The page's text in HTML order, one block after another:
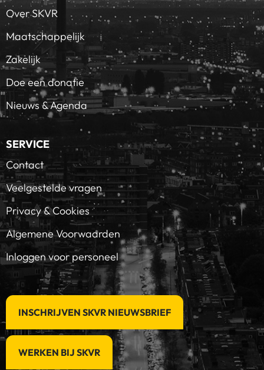
Over SKVR
Maatschappelijk
Zakelijk
Doe een donatie
Nieuws & Agenda
SERVICE
Contact
Veelgestelde vragen
Privacy & Cookies
Algemene Voorwaarden
Inloggen voor personeel
INSCHRIJVEN SKVR NIEUWSBRIEF
WERKEN BIJ SKVR